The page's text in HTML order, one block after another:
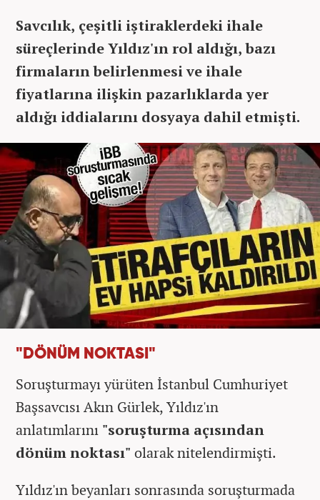
Savcılık, çeşitli iştiraklerdeki ihale
süreçlerinde Yıldız'ın rol aldığı, bazı
firmaların belirlenmesi ve ihale
fiyatlarına ilişkin pazarlıklarda yer
aldığı iddialarını dosyaya dahil etmişti.
"DÖNÜM NOKTASI"
Soruşturmayı yürüten İstanbul Cumhuriyet
Başsavcısı Akın Gürlek, Yıldız'ın
anlatımlarını "soruşturma açısından
dönüm noktası" olarak nitelendirmişti.
Yıldız'ın beyanları sonrasında soruşturmada